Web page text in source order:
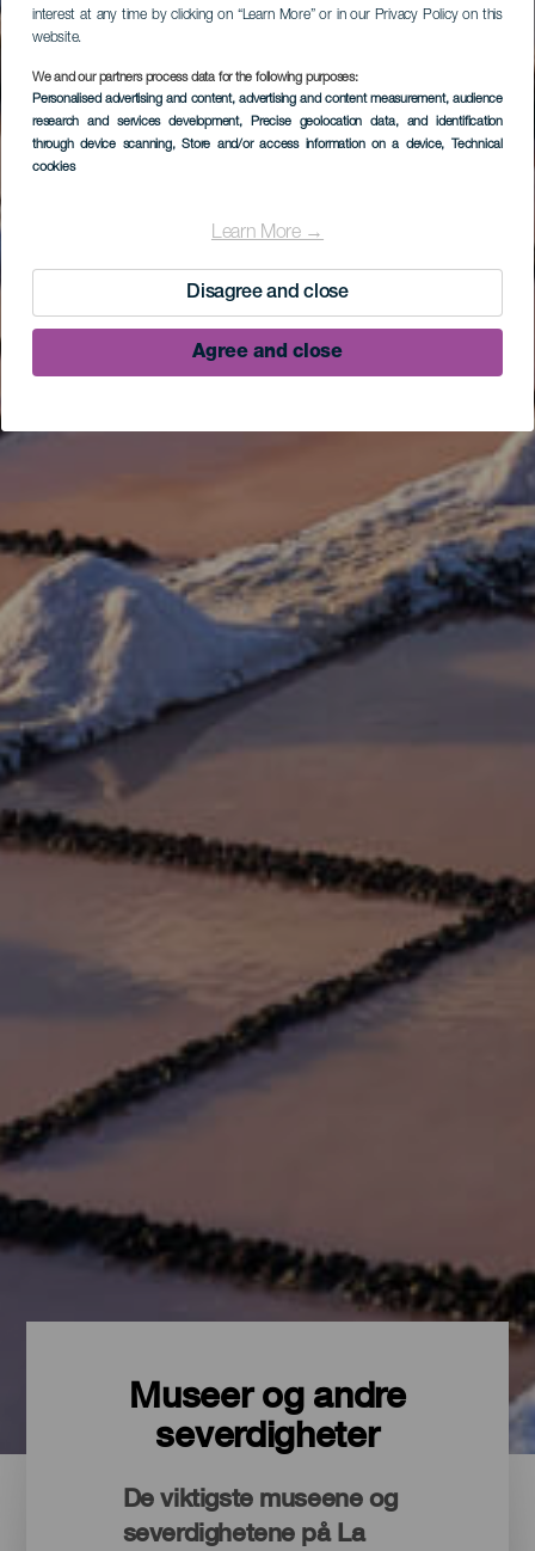
interest at any time by clicking on “Learn More” or in our Privacy Policy on this
website.
We and our partners process data for the following purposes:
Personalised advertising and content, advertising and content measurement, audience
research and services development, Precise geolocation data, and identification
through device scanning, Store and/or access information on a device, Technical
cookies
Learn More →
Disagree and close
Agree and close
Museer og andre
severdigheter
De viktigste museene og
severdighetene på La